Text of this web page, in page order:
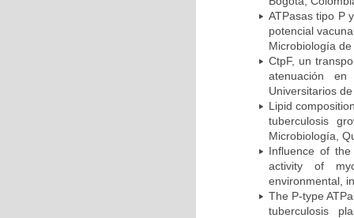
ATPasas tipo P
potencial
Microbiología
CtpF, un
atenuación
Universitarios
Lipid
tuberculosis
Microbiología,
Influence of the
activity of
environmental,
The P-type
tuberculosis